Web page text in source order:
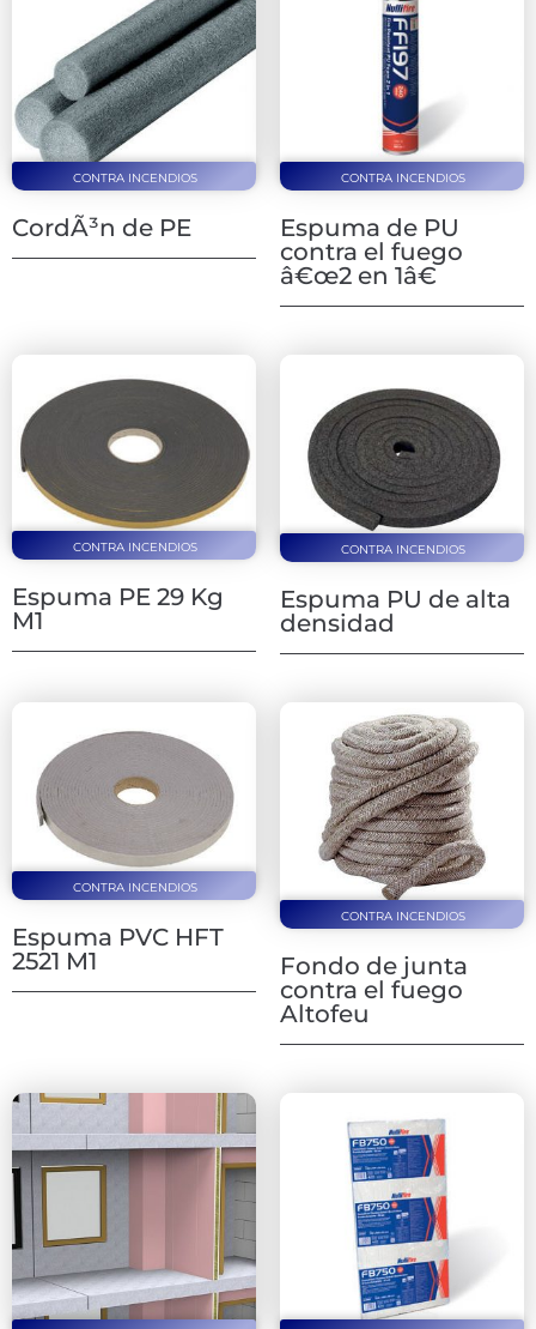
CONTRA INCENDIOS
CordÃ³n de PE
CONTRA INCENDIOS
Espuma de PU
contra el fuego
â€œ2 en 1â€
CONTRA INCENDIOS
Espuma PE 29 Kg
M1
CONTRA INCENDIOS
Espuma PU de alta
densidad
CONTRA INCENDIOS
Espuma PVC HFT
2521 M1
CONTRA INCENDIOS
Fondo de junta
contra el fuego
Altofeu